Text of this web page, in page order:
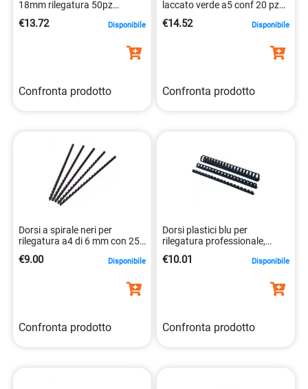
18mm rilegatura 50pz
€13.72 Disponibile
Confronta prodotto
laccato verde a5 conf 20 pz
€14.52 Disponibile
Confronta prodotto
Dorsi a spirale neri per
rilegatura a4 di 6 mm con 25
€9.00 Disponibile
Confronta prodotto
Dorsi plastici blu per
rilegatura professionale,
077511534515
€10.01 Disponibile
Confronta prodotto